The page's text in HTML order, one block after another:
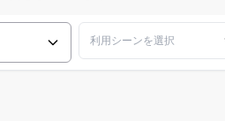
利用シーンを選択